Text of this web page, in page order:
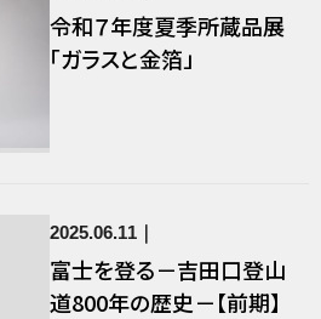
令和７年度夏季所蔵品展
「ガラスと金箔」
2025.06.11
富士を登る－吉田口登山
道800年の歴史－【前期】